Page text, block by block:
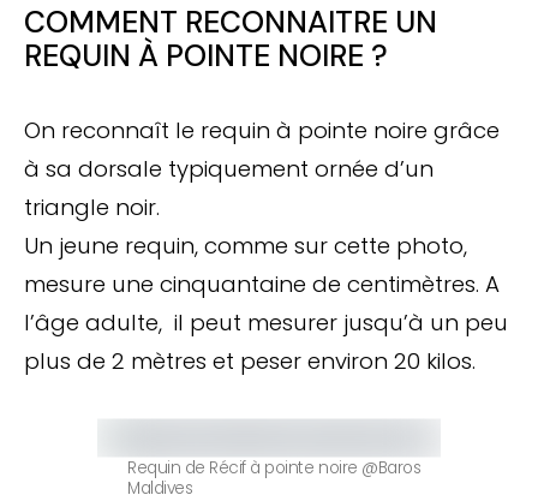
COMMENT RECONNAITRE UN
REQUIN À POINTE NOIRE ?
On reconnaît le requin à pointe noire grâce
à sa dorsale typiquement ornée d’un
triangle noir.
Un jeune requin, comme sur cette photo,
mesure une cinquantaine de centimètres. A
l’âge adulte, il peut mesurer jusqu’à un peu
plus de 2 mètres et peser environ 20 kilos.
Requin de Récif à pointe noire @Baros
Maldives